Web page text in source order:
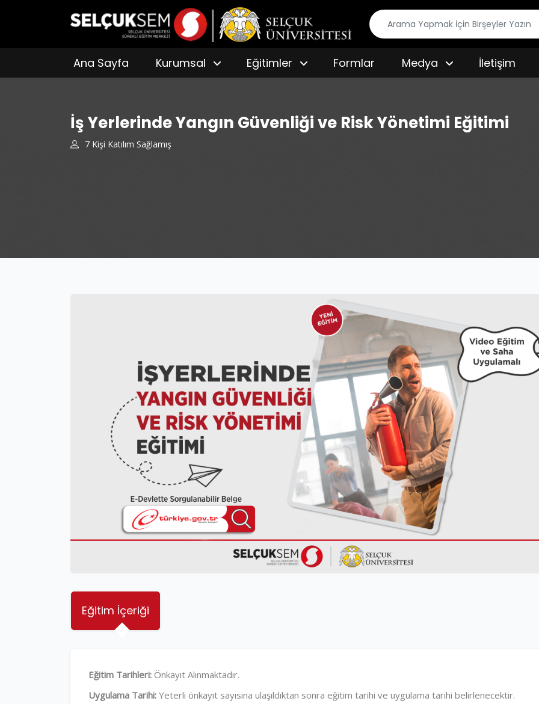
Ana Sayfa Kurumsal Eğitimler Formlar Medya İletişim
İş Yerlerinde Yangın Güvenliği ve Risk Yönetimi Eğitimi
7 Kişi Katılım Sağlamış
Eğitim İçeriği
Eğitim Tarihleri: Önkayıt Alınmaktadır.
Uygulama Tarihi: Yeterli önkayıt sayısına ulaşıldıktan sonra eğitim tarihi ve uygulama tarihi belirlenecektir.